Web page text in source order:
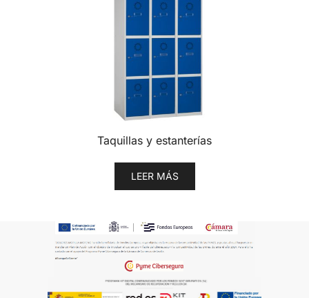
Taquillas y estanterías
LEER MÁS